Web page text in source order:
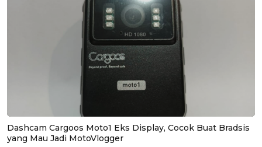
Dashcam Cargoos Moto1 Eks Display, Cocok Buat Bradsis
yang Mau Jadi MotoVlogger